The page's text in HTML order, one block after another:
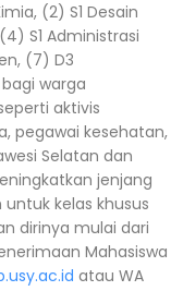
(2) S1 Desain
S1 Administrasi
(7) D3
warga
aktivis
pegawai kesehatan,
Selatan dan
jenjang
kelas khusus
dirinya mulai dari
Mahasiswa
atau WA